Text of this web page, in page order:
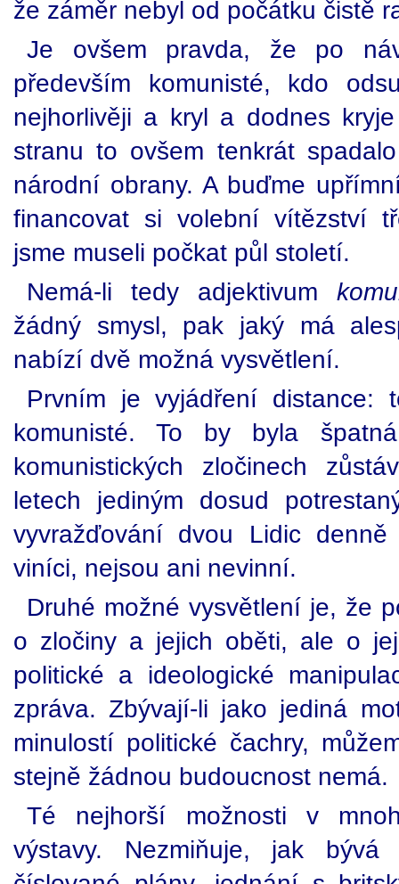
že záměr nebyl od počátku čistě
Je ovšem pravda, že po
především komunisté, kdo
nejhorlivěji a kryl a dodnes
stranu to ovšem tenkrát
národní obrany. A buďme
financovat si volební vítězství
jsme museli počkat půl století.
Nemá-li tedy adjektivum
žádný smysl, pak jaký má
nabízí dvě možná vysvětlení.
Prvním je vyjádření
komunisté. To by byla
komunistických zločinech
letech jediným dosud
vyvražďování dvou Lidic
viníci, nejsou ani nevinní.
Druhé možné vysvětlení je, že
o zločiny a jejich oběti, ale o
politické a ideologické
zpráva. Zbývají-li jako jediná
minulostí politické čachry,
stejně žádnou budoucnost nemá.
Té nejhorší možnosti v
výstavy. Nezmiňuje, jak bývá